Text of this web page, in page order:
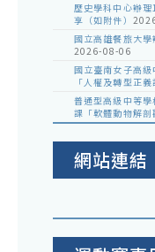
歷史學科中心辦
享（如附件）
國立高雄餐旅大
2026-08-06
國立臺南女子高
「人權及轉型正
普通型高級中等
課「軟體動物解
網站連結